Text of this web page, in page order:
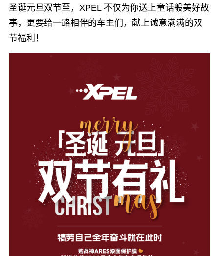
圣诞元旦双节至，XPEL 不仅为你送上童话般美好故
事，更要给一路相伴的车主们，献上诚意满满的双
节福利！